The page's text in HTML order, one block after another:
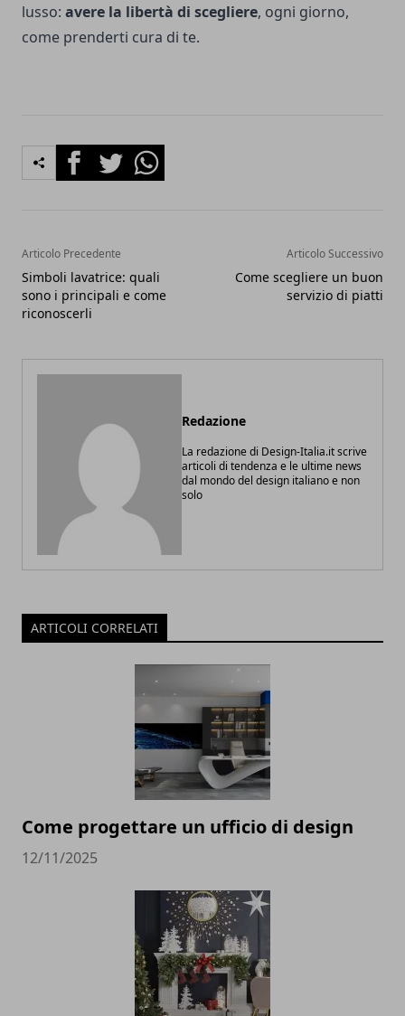
lusso: avere la libertà di scegliere, ogni giorno,
come prenderti cura di te.
FacebookTwitterWhatsapp
Articolo Precedente
Simboli lavatrice: quali
sono i principali e come
riconoscerli
Articolo Successivo
Come scegliere un buon
servizio di piatti
Redazione
La redazione di Design-Italia.it scrive
articoli di tendenza e le ultime news
dal mondo del design italiano e non
solo
ARTICOLI CORRELATI
Come progettare un ufficio di design
12/11/2025